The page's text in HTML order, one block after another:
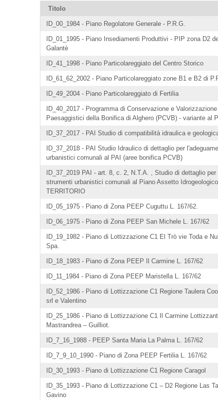
Titolo
ID_00_1984 - Piano Regolatore Generale - P.R.G.
ID_01_1995 - Piano Insediamenti Produttivi - PIP zona D2
Galantè
ID_41_1998 - Piano Particolareggiato del Centro Storico
ID_61_62_2002 - Piano Particolareggiato zone B1 e B2 di
ID_49_2004 - Piano Particolareggiato di Fertilia
ID_40_2017 - Programma di Conservazione e
Paesaggistici della Bonifica di Alghero (PCVB) - variante al
ID_37_2017 - PAI Studio di compatibilità idraulica e
ID_37_2018 - PAI Studio Idraulico di dettaglio per
urbanistici comunali al PAI (aree bonifica PCVB)
ID_37_2019 PAI - art. 8, c. 2, N.T.A. , Studio di dettaglio
strumenti urbanistici comunali al Piano Assetto
TERRITORIO
ID_05_1975 - Piano di Zona PEEP Cuguttu L. 167/62.
ID_06_1975 - Piano di Zona PEEP San Michele L. 167/62
ID_19_1982 - Piano di Lottizzazione C1 El Trò vie Toda e
Spa.
ID_18_1983 - Piano di Zona PEEP Il Carmine L. 167/62
ID_11_1984 - Piano di Zona PEEP Maristella L. 167/62
ID_52_1986 - Piano di Lottizzazione C1 Regione Taulera
srl e Valentino
ID_25_1986 - Piano di Lottizzazione C1 Il Carmine
Mastrandrea – Guilliot.
ID_7_16_1988 - PEEP Santa Maria La Palma L. 167/62
ID_7_9_10_1990 - Piano di Zona PEEP Fertilia L. 167/62
ID_30_1993 - Piano di Lottizzazione C1 Regione Caragol
ID_35_1993 - Piano di Lottizzazione C1 – D2 Regione Las
Gavino